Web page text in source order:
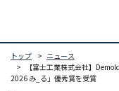
トップ
ニュース
【富士工業株式会社】
2026 み_る」優秀賞を受賞